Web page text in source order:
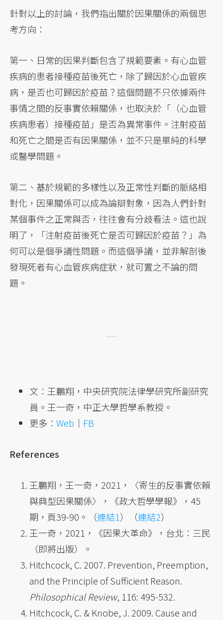
針對以上的討論，我們指出關於因果關係的兩個思
考方向：
第一、日常的因果判斷包含了規範要素。有心血管
疾病的患者接種疫苗後死亡，除了歸因於心血管疾
病，是否也可歸因於疫苗？這個問題不只依據兩件
事情之間的反事實依賴關係，也取決於「（心血管
疾病患者）接種疫苗」是否為異常事件。注射疫苗
和死亡之間是否有因果關係，並不只是單純的科學
或醫學問題。
第二、基於規範的多樣性以及正常性判斷的脈絡相
對化，因果關係可以成為論辯對象，因為人們針對
某個事件之正常與否，往往會有分歧看法。這也說
明了，「注射疫苗後死亡是否可歸因於疫苗？」為
何可以是個爭議性問題。而這個爭議，並非解剖後
發現死者有心血管疾病症狀，就可置之不論的問
題。
文：王鵬翔，中央研究院法律學研究所副研究
員。王一奇，中正大學哲學系教授。
更多：Web ｜ FB
References
王鵬翔，王一奇，2021，〈寄生的反事實依賴
與典型因果關係〉，《政大哲學學報》，45
期，頁39-90。（連結1）（連結2）
王一奇，2021，《因果大革命》，台北：三民
（即將出版）。
Hitchcock, C. 2007. Prevention, Preemption,
and the Principle of Sufficient Reason.
Philosophical Review, 116: 495-532.
Hitchcock, C. & Knobe, J. 2009. Cause and